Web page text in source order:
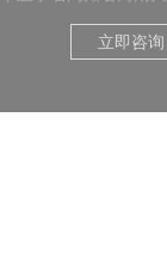
立即咨询